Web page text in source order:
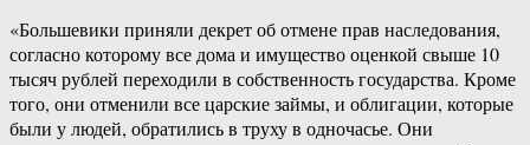
«Большевики приняли декрет об отмене прав наследования,
согласно которому все дома и имущество оценкой свыше 10
тысяч рублей переходили в собственность государства. Кроме
того, они отменили все царские займы, и облигации, которые
были у людей, обратились в труху в одночасье. Они